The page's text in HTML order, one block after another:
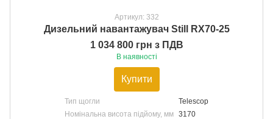
Артикул: 332
Дизельний навантажувач Still RX70-25
1 034 800 грн з ПДВ
В наявності
Купити
Тип щогли
Telescop
Номінальна висота підйому, мм 3170